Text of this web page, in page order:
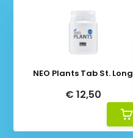
NEO Plants Tab St. Long
€ 12,50